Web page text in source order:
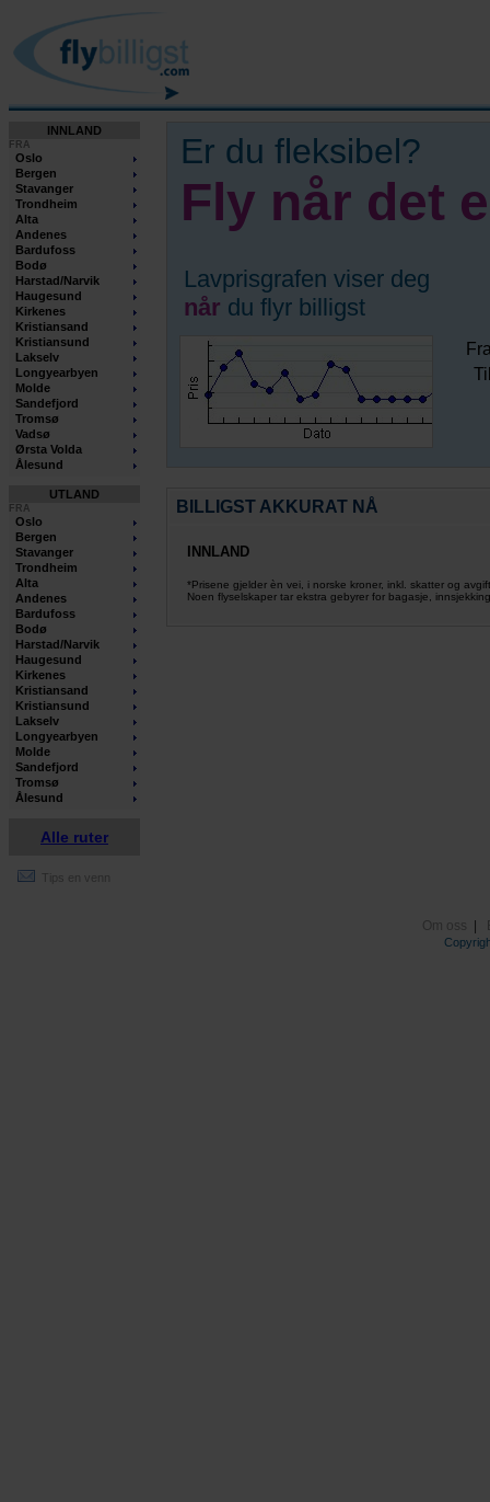
INNLAND
FRA
Oslo
Bergen
Stavanger
Trondheim
Alta
Andenes
Bardufoss
Bodø
Harstad/Narvik
Haugesund
Kirkenes
Kristiansand
Kristiansund
Lakselv
Longyearbyen
Molde
Sandefjord
Tromsø
Vadsø
Ørsta Volda
Ålesund
UTLAND
FRA
Oslo
Bergen
Stavanger
Trondheim
Alta
Andenes
Bardufoss
Bodø
Harstad/Narvik
Haugesund
Kirkenes
Kristiansand
Kristiansund
Lakselv
Longyearbyen
Molde
Sandefjord
Tromsø
Ålesund
Alle ruter
Tips en venn
Er du fleksibel?
Fly når det
Lavprisgrafen viser deg
når du flyr billigst
BILLIGST AKKURAT NÅ
INNLAND
*Prisene gjelder èn vei, i norske kroner, inkl. skatter og
Noen flyselskaper tar ekstra gebyrer for bagasje,
Om oss